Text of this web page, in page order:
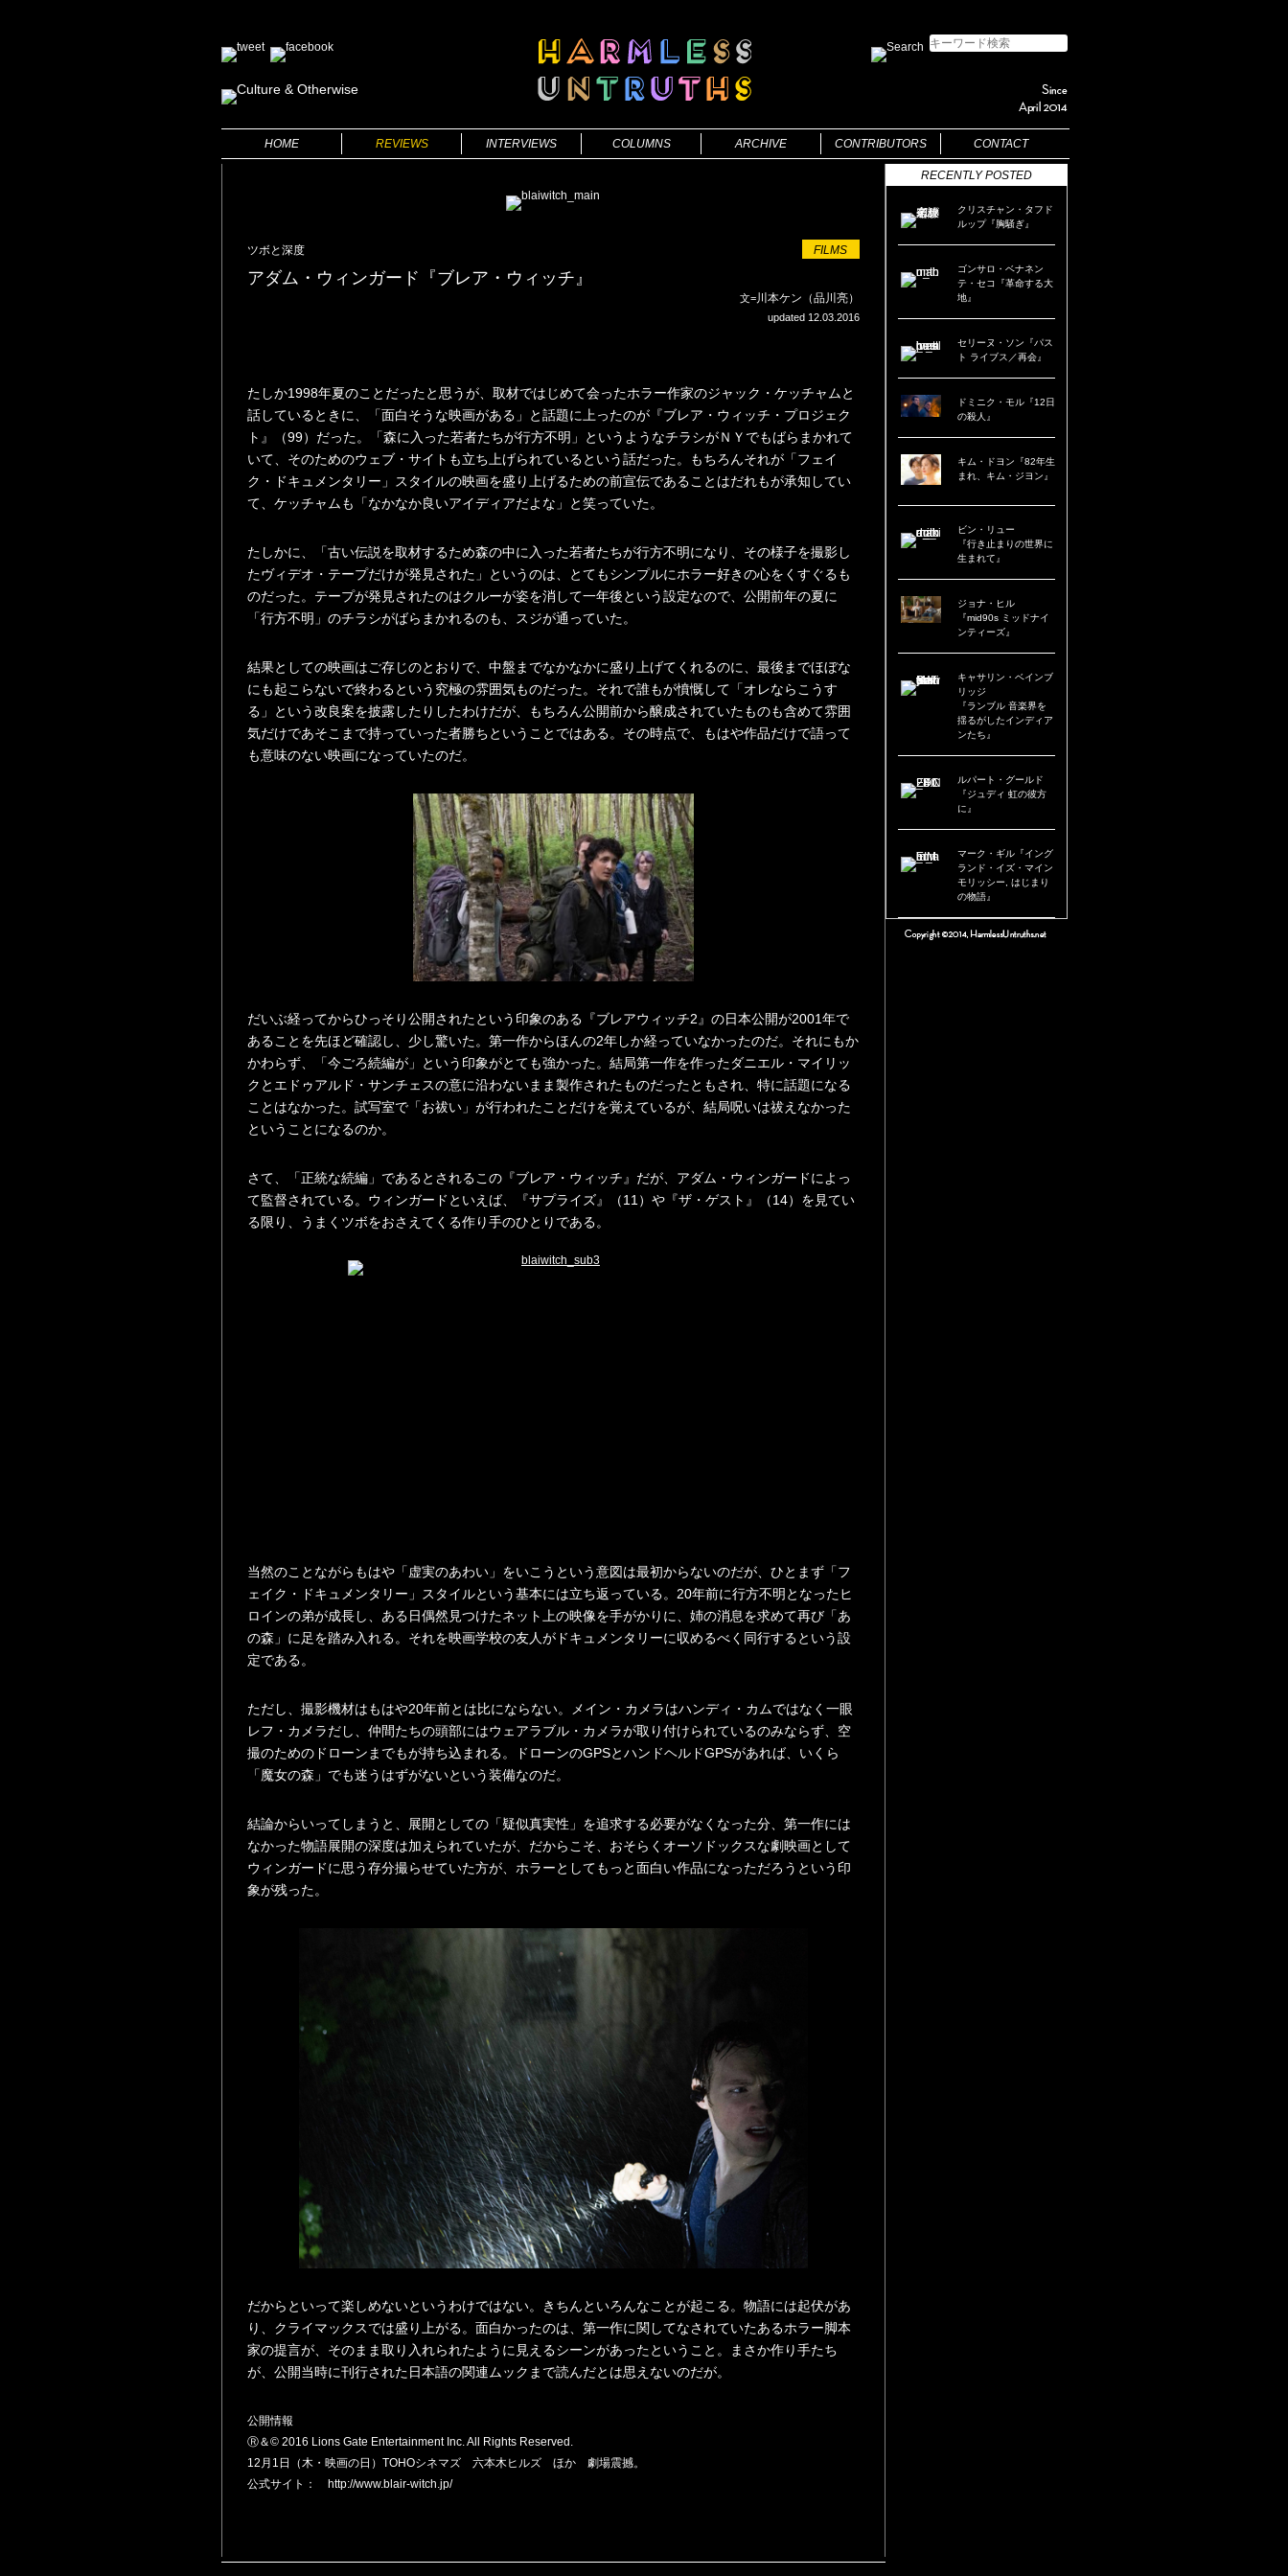
HOME REVIEWS INTERVIEWS
THEATRE
COLUMNS ARCHIVE CONTRIBUTORS CONTACT
ツボと深度
アダム・ウィンガード『ブレア・ウィッチ』
FILMS
文=川本ケン（品川亮）
updated 12.03.2016
たしか1998年夏のことだったと思うが、取材ではじめて会ったホラー作家のジャック・ケッチャムと
話しているときに、「面白そうな映画がある」と話題に上ったのが『ブレア・ウィッチ・プロジェク
ト』（99）だった。「森に入った若者たちが行方不明」というようなチラシがＮＹでもばらまかれて
いて、そのためのウェブ・サイトも立ち上げられているという話だった。もちろんそれが「フェイ
ク・ドキュメンタリー」スタイルの映画を盛り上げるための前宣伝であることはだれもが承知してい
て、ケッチャムも「なかなか良いアイディアだよな」と笑っていた。
たしかに、「古い伝説を取材するため森の中に入った若者たちが行方不明になり、その様子を撮影し
たヴィデオ・テープだけが発見された」というのは、とてもシンプルにホラー好きの心をくすぐるも
のだった。テープが発見されたのはクルーが姿を消して一年後という設定なので、公開前年の夏に
「行方不明」のチラシがばらまかれるのも、スジが通っていた。
結果としての映画はご存じのとおりで、中盤までなかなかに盛り上げてくれるのに、最後までほぼな
にも起こらないで終わるという究極の雰囲気ものだった。それで誰もが憤慨して「オレならこうす
る」という改良案を披露したりしたわけだが、もちろん公開前から醸成されていたものも含めて雰囲
気だけであそこまで持っていった者勝ちということではある。その時点で、もはや作品だけで語って
も意味のない映画になっていたのだ。
だいぶ経ってからひっそり公開されたという印象のある『ブレアウィッチ2』の日本公開が2001年で
あることを先ほど確認し、少し驚いた。第一作からほんの2年しか経っていなかったのだ。それにもか
かわらず、「今ごろ続編が」という印象がとても強かった。結局第一作を作ったダニエル・マイリッ
クとエドゥアルド・サンチェスの意に沿わないまま製作されたものだったともされ、特に話題になる
ことはなかった。試写室で「お祓い」が行われたことだけを覚えているが、結局呪いは祓えなかった
ということになるのか。
さて、「正統な続編」であるとされるこの『ブレア・ウィッチ』だが、アダム・ウィンガードによっ
て監督されている。ウィンガードといえば、『サプライズ』（11）や『ザ・ゲスト』（14）を見てい
る限り、うまくツボをおさえてくる作り手のひとりである。
当然のことながらもはや「虚実のあわい」をいこうという意図は最初からないのだが、ひとまず「フ
ェイク・ドキュメンタリー」スタイルという基本には立ち返っている。20年前に行方不明となったヒ
ロインの弟が成長し、ある日偶然見つけたネット上の映像を手がかりに、姉の消息を求めて再び「あ
の森」に足を踏み入れる。それを映画学校の友人がドキュメンタリーに収めるべく同行するという設
定である。
ただし、撮影機材はもはや20年前とは比にならない。メイン・カメラはハンディ・カムではなく一眼
レフ・カメラだし、仲間たちの頭部にはウェアラブル・カメラが取り付けられているのみならず、空
撮のためのドローンまでもが持ち込まれる。ドローンのGPSとハンドヘルドGPSがあれば、いくら
「魔女の森」でも迷うはずがないという装備なのだ。
結論からいってしまうと、展開としての「疑似真実性」を追求する必要がなくなった分、第一作には
なかった物語展開の深度は加えられていたが、だからこそ、おそらくオーソドックスな劇映画として
ウィンガードに思う存分撮らせていた方が、ホラーとしてもっと面白い作品になっただろうという印
象が残った。
だからといって楽しめないというわけではない。きちんといろんなことが起こる。物語には起伏があ
り、クライマックスでは盛り上がる。面白かったのは、第一作に関してなされていたあるホラー脚本
家の提言が、そのまま取り入れられたように見えるシーンがあったということ。まさか作り手たち
が、公開当時に刊行された日本語の関連ムックまで読んだとは思えないのだが。
公開情報
Ⓡ＆© 2016 Lions Gate Entertainment Inc. All Rights Reserved.
12月1日（木・映画の日）TOHOシネマズ 六本木ヒルズ ほか 劇場震撼。
公式サイト： http://www.blair-witch.jp/
RECENTLY POSTED
クリスチャン・タフド
ルップ『胸騒ぎ』
ゴンサロ・ベナネン
テ・セコ『革命する大
地』
セリーヌ・ソン『パス
ト ライブス／再会』
ドミニク・モル『12日
の殺人』
キム・ドヨン『82年生
まれ、キム・ジヨン』
ビン・リュー
『行き止まりの世界に
生まれて』
ジョナ・ヒル
『mid90s ミッドナイ
ンティーズ』
キャサリン・ベインブ
リッジ
『ランブル 音楽界を
揺るがしたインディア
ンたち』
ルパート・グールド
『ジュディ 虹の彼方
に』
マーク・ギル『イング
ランド・イズ・マイン
モリッシー, はじまり
の物語』